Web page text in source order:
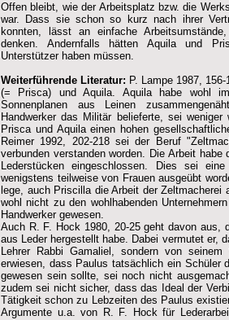
Offen bleibt, wie der Arbeitsplatz bzw. die
war. Dass sie schon so kurz nach ihrer
konnten, lässt an einfache
denken. Andernfalls hätten Aquila und
Unterstützer haben müssen.
Weiterführende Literatur: P. Lampe 1987,
(= Prisca) und Aquila. Aquila habe wohl
Sonnenplanen aus Leinen
Handwerker das Militär belieferte, sei
Prisca und Aquila einen hohen
Reimer 1992, 202-218 sei der Beruf
verbunden verstanden worden. Die Arbeit
Lederstücken eingeschlossen. Dies sei
wenigstens teilweise von Frauen ausgeübt
lege, auch Priscilla die Arbeit der
wohl nicht zu den wohlhabenden
Handwerker gewesen.
Auch R. F. Hock 1980, 20-25 geht davon aus,
aus Leder hergestellt habe. Dabei vermutet er,
Lehrer Rabbi Gamaliel, sondern von
erwiesen, dass Paulus tatsächlich ein Schüler
gewesen sein sollte, sei noch nicht
zudem sei nicht sicher, dass das Ideal der
Tätigkeit schon zu Lebzeiten des Paulus
Argumente u.a. von R. F. Hock für